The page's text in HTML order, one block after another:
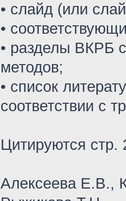
• слайд (или
•
• разделы ВКРБ
методов;
• список
соответствии с
Цитируются стр.
Алексеева Е.В.,